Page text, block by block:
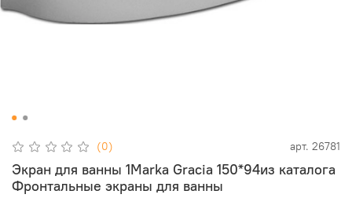
(0) арт. 26781
Экран для ванны 1Marka Gracia 150*94из каталога
Фронтальные экраны для ванны